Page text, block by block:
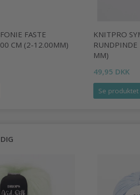
FASTE
CM (2-12.00MM)
KNITPRO
MM)
49,95 DKK
Se produktet